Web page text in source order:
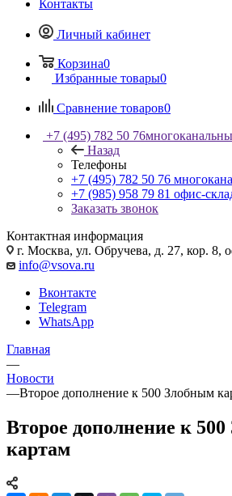
Контакты
Личный кабинет
Корзина0
Избранные товары0
Сравнение товаров0
+7 (495) 782 50 76
Назад
Телефоны
+7 (495) 782 50 76
+7 (985) 958 79 81 офис-
Заказать звонок
Контактная информация
г. Москва, ул. Обручева, д. 27, кор. 8,
info@vsova.ru
Вконтакте
Telegram
WhatsApp
Главная
—
Новости
—Второе дополнение к 500 Злобным
Второе дополнение к
картам